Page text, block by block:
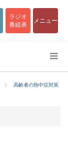
ラジオ
番組表
メニュー
高齢者の熱中症対策